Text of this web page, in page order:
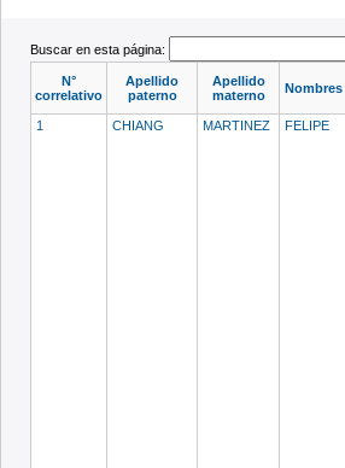
Buscar en esta página:
N°
correlativo
Apellido
paterno
Apellido
materno
Nombres
1
CHIANG MARTINEZ FELIPE